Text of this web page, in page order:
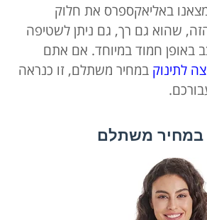
באליאקספרס את חלוק
שהוא גם רך, גם ניתן לשטיפה
באופן חמוד במיוחד. אם אתם
לתינוק במחיר משתלם, זו כנראה
במחיר משתלם